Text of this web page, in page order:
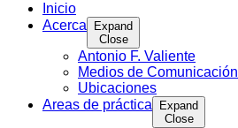
Inicio
Acerca
Expand
Close
Antonio F. Valiente
Medios de Comunicación
Ubicaciones
Areas de práctica
Expand
Close